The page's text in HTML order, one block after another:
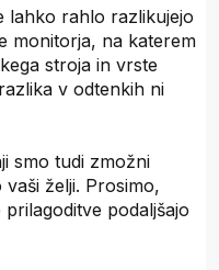
lahko rahlo razlikujejo
monitorja, na katerem
stroja in vrste
v odtenkih ni
smo tudi zmožni
želji. Prosimo,
podaljšajo